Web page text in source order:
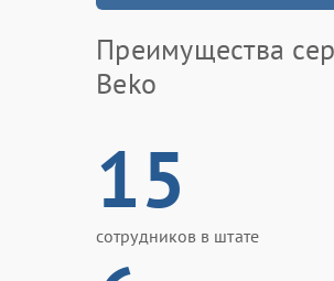
Преимущества
Beko
15
сотрудников в штате